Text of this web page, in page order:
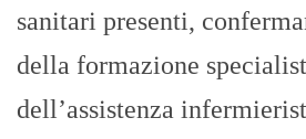
sanitari presenti,
della formazione
dell’assistenza